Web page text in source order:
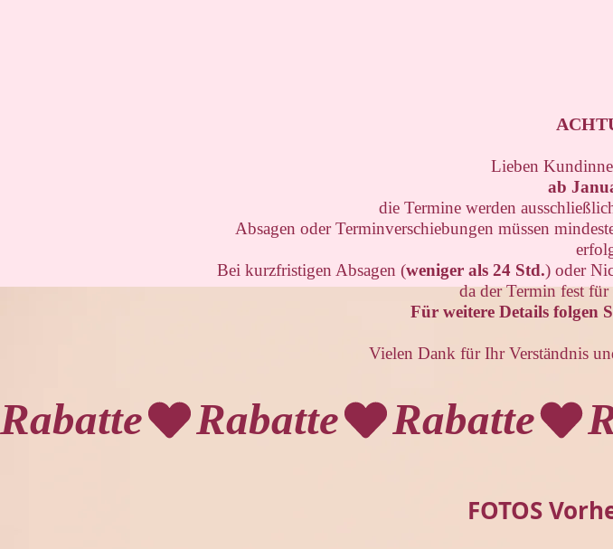
Lieben
ab
die Termine werden
Absagen oder Terminverschiebungen müssen
Bei kurzfristigen Absagen (weniger als 24 Std.) oder
da der Termin fest
Für weitere Details folgen
Vielen Dank für Ihr Verständnis
Rabatte
FOTOS